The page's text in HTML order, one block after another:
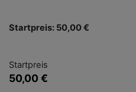
Startpreis: 50,00 €
Startpreis
50,00 €